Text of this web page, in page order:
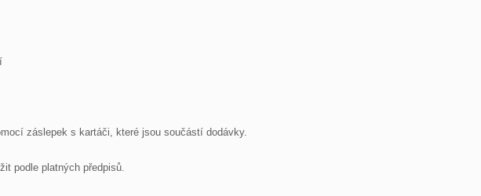
záslepek s kartáči, které jsou součástí dodávky.
podle platných předpisů.